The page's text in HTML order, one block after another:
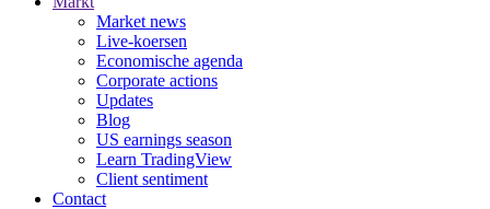
Market news
Live-koersen
Economische agenda
Corporate actions
Updates
Blog
US earnings season
Learn TradingView
Client sentiment
Contact